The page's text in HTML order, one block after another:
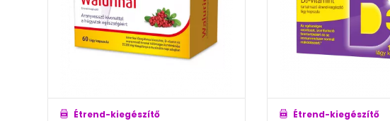
Étrend-kiegészítő Étrend-kiegészítő